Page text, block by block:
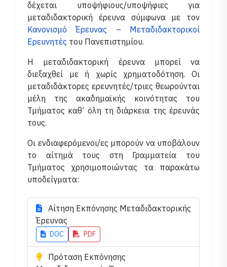
δέχεται υποψήφιους/υποψήφιες για
μεταδιδακτορική έρευνα σύμφωνα με τον
Κανονισμό Έρευνας – Μεταδιδακτορικοί
Ερευνητές του Πανεπιστημίου.
Η μεταδιδακτορική έρευνα μπορεί να
διεξαχθεί με ή χωρίς χρηματοδότηση. Οι
μεταδιδάκτορες ερευνητές/τριες θεωρούνται
μέλη της ακαδημαϊκής κοινότητας του
Τμήματος καθ’ όλη τη διάρκεια της έρευνάς
τους.
Οι ενδιαφερόμενοι/ες μπορούν να υποβάλουν
το αίτημά τους στη Γραμματεία του
Τμήματος χρησιμοποιώντας τα παρακάτω
υποδείγματα:
Αίτηση Εκπόνησης Μεταδιδακτορικής
Έρευνας
DOC PDF
Πρόταση Εκπόνησης